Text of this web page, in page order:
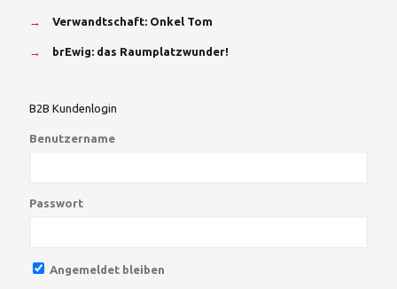
→ Verwandtschaft: Onkel Tom
→ brEwig: das Raumplatzwunder!
B2B Kundenlogin
Benutzername
Passwort
Angemeldet bleiben